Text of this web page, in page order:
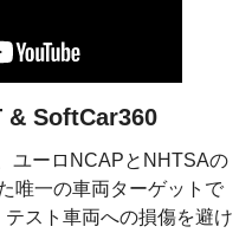
& SoftCar360
ユーロNCAPとNHTSAの
唯一の車両ターゲットで
スト車両への損傷を避け